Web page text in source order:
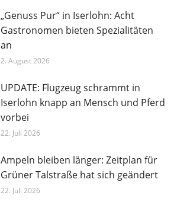
„Genuss Pur“ in Iserlohn: Acht
Gastronomen bieten Spezialitäten
an
2. August 2026
UPDATE: Flugzeug schrammt in
Iserlohn knapp an Mensch und Pferd
vorbei
22. Juli 2026
Ampeln bleiben länger: Zeitplan für
Grüner Talstraße hat sich geändert
22. Juli 2026